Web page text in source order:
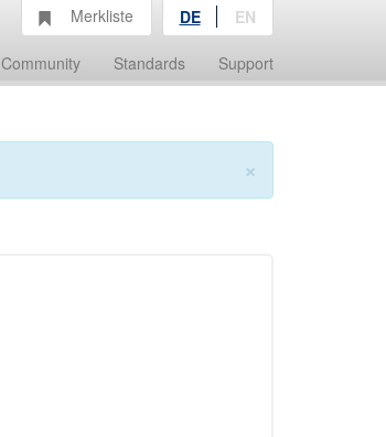
Community Standards Support
Merkliste DE EN
×